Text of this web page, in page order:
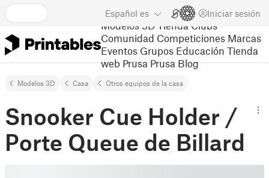
Español es Iniciar sesión
Modelos 3D Tienda Clubs
Comunidad Competiciones Marcas
Eventos Grupos Educación Tienda
web Prusa Prusa Blog
Modelos 3D Casa Otros equipos de la casa
Snooker Cue Holder /
Porte Queue de Billard